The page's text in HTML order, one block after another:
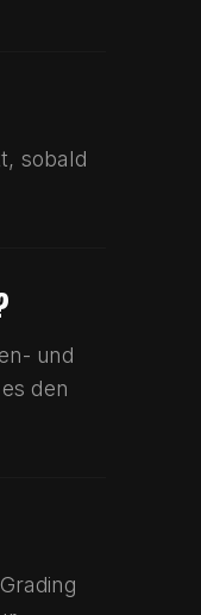
sobald
und
den